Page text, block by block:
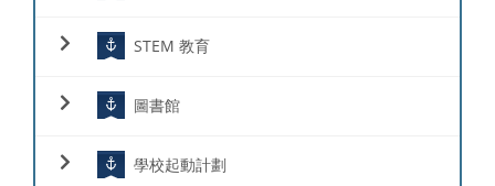
STEM 教育
圖書館
學校起動計劃